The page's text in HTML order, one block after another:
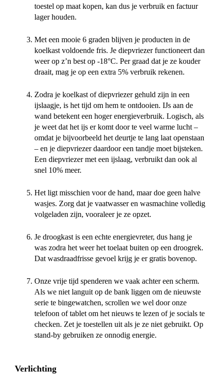
toestel op maat kopen, kan dus je verbruik en factuur
lager houden.
Met een mooie 6 graden blijven je producten in de
koelkast voldoende fris. Je diepvriezer functioneert dan
weer op z’n best op -18°C. Per graad dat je ze kouder
draait, mag je op een extra 5% verbruik rekenen.
Zodra je koelkast of diepvriezer gehuld zijn in een
ijslaagje, is het tijd om hem te ontdooien. IJs aan de
wand betekent een hoger energieverbruik. Logisch, als
je weet dat het ijs er komt door te veel warme lucht –
omdat je bijvoorbeeld het deurtje te lang laat openstaan
– en je diepvriezer daardoor een tandje moet bijsteken.
Een diepvriezer met een ijslaag, verbruikt dan ook al
snel 10% meer.
Het ligt misschien voor de hand, maar doe geen halve
wasjes. Zorg dat je vaatwasser en wasmachine volledig
volgeladen zijn, vooraleer je ze opzet.
Je droogkast is een echte energievreter, dus hang je
was zodra het weer het toelaat buiten op een droogrek.
Dat wasdraadfrisse gevoel krijg je er gratis bovenop.
Onze vrije tijd spenderen we vaak achter een scherm.
Als we niet languit op de bank liggen om de nieuwste
serie te bingewatchen, scrollen we wel door onze
telefoon of tablet om het nieuws te lezen of je socials te
checken. Zet je toestellen uit als je ze niet gebruikt. Op
stand-by gebruiken ze onnodig energie.
Verlichting